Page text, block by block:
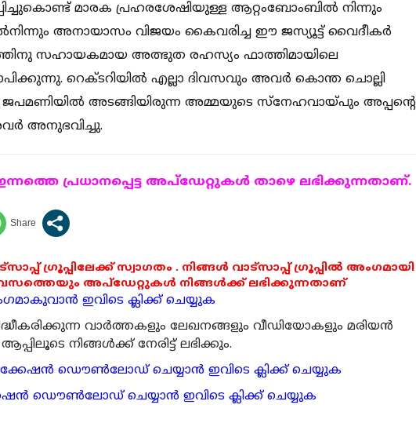
മാരക പ്രഹരശേഷിയുള്ള ആറ്റംബോംബില്‍ നിന്നും
അനായാസം വിജയം കൈവരിച്ച ഈ ജസ്യൂട്ട് വൈദീകര്‍
സഹായകമായ അത്ഭുത രഹസ്യം ഫാത്തിമായിലെ
റെക്ടറിയില്‍ എല്ലാ ദിവസവും അവര്‍ കൊന്ത ചൊല്ലി
ജപമണിയില്‍ അടങ്ങിയിരുന്ന അമ്മയുടെ സ്‌നേഹവായ്പും അപ്പന്റെ
അനുഭവിച്ചു.
പ്രധാനപ്പെട്ട അപ്ഡേറ്റുകള്‍ താഴെ ലഭിക്കുന്നതാണ്.
ഗ്രൂപ്പിലേക്ക് സ്വാഗതം . നിങ്ങൾ വാട്സാപ്പ് ഗ്രൂപ്പിൽ അംഗമായി
അപ്ഡേറ്റുകൾ നിങ്ങൾക്ക് ലഭിക്കുന്നതാണ്
ഇവിടെ ക്ലിക്ക് ചെയ്യുക
വാര്‍ത്തകളും ലേഖനങ്ങളും വീഡിയോകളും മരിയന്‍
നിങ്ങള്‍ക്ക് നേരിട്ട് ലഭിക്കും.
ഡൌണ്‍ലോഡ് ചെയ്യാന്‍ ഇവിടെ ക്ലിക്ക് ചെയ്യുക
ഡൌണ്‍ലോഡ് ചെയ്യാന്‍ ഇവിടെ ക്ലിക്ക് ചെയ്യുക